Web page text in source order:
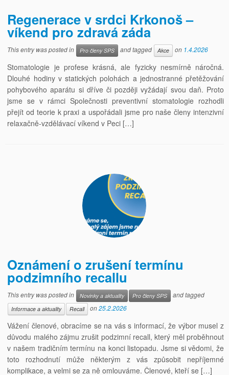
Regenerace v srdci Krkonoš –
víkend pro zdravá záda
This entry was posted in Pro členy SPS and tagged Akce on 1.4.2026
Stomatologie je profese krásná, ale fyzicky nesmírně náročná.
Dlouhé hodiny v statických polohách a jednostranné přetěžování
pohybového aparátu si dříve či později vyžádají svou daň. Proto
jsme se v rámci Společnosti preventivní stomatologie rozhodli
přejít od teorie k praxi a uspořádali jsme pro naše členy intenzivní
relaxačně-vzdělávací víkend v Peci […]
Oznámení o zrušení termínu
podzimního recallu
This entry was posted in Novinky a aktuality Pro členy SPS and tagged
Informace a aktuality Recall on25.2.2026
Vážení členové, obracíme se na vás s informací, že výbor musel z
důvodu malého zájmu zrušit podzimní recall, který měl proběhnout
v našem tradičním termínu na konci listopadu. Jsme si vědomi, že
toto rozhodnutí může některým z vás způsobit nepříjemné
komplikace, a velmi se za ně omlouváme. Členové, kteří se […]